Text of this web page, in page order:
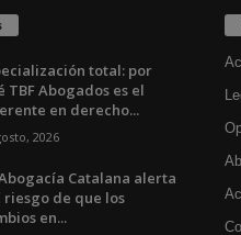
total: por
TBF Abogados es el
en derecho...
2026
Catalana alerta
riesgo de que los
en...